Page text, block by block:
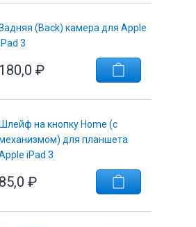
(Back) камера для Apple
IPad 3
180,0 ₽
Шлейф на кнопку Home (с
для планшета
iPad 3
85,0 ₽